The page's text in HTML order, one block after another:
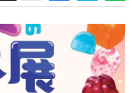
家さんに取材し、ゲームが
史
ける主要なトピック・タイト
のインタビューや識者による
一望できる決定版！